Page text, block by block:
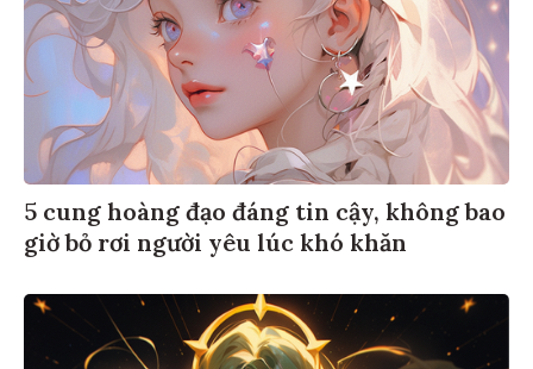
5 cung hoàng đạo đáng tin cậy, không bao
giờ bỏ rơi người yêu lúc khó khăn